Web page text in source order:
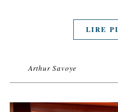
LIRE
Arthur Savoye